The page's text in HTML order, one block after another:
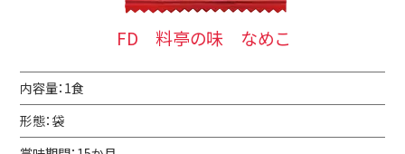
FD 料亭の味 なめこ
内容量：1食
形態：袋